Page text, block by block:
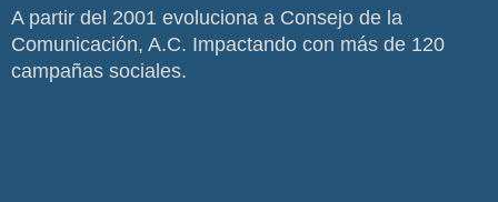
A partir del 2001 evoluciona a Consejo de la
Comunicación, A.C. Impactando con más de 120
campañas sociales.